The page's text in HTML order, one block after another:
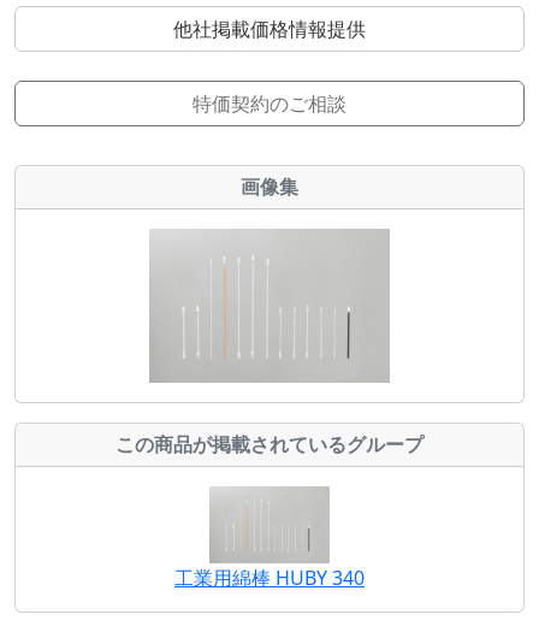
他社掲載価格情報提供
特価契約のご相談
画像集
この商品が掲載されているグループ
工業用綿棒 HUBY 340